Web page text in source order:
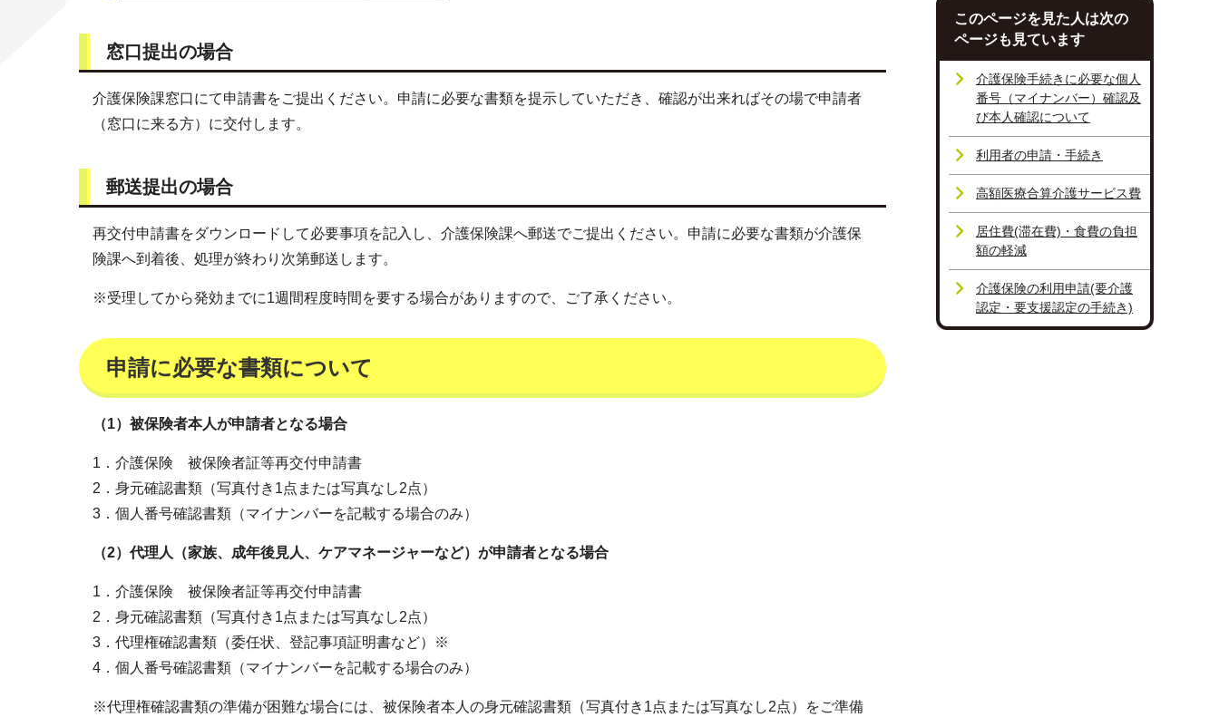
窓口提出の場合
介護保険課窓口にて申請書をご提出ください。申請に必要な書類を提示していただき、確認が出来ればその場で申請者
（窓口に来る方）に交付します。
郵送提出の場合
再交付申請書をダウンロードして必要事項を記入し、介護保険課へ郵送でご提出ください。申請に必要な書類が介護保
険課へ到着後、処理が終わり次第郵送します。
※受理してから発効までに1週間程度時間を要する場合がありますので、ご了承ください。
申請に必要な書類について
（1）被保険者本人が申請者となる場合
1．介護保険 被保険者証等再交付申請書
2．身元確認書類（写真付き1点または写真なし2点）
3．個人番号確認書類（マイナンバーを記載する場合のみ）
（2）代理人（家族、成年後見人、ケアマネージャーなど）が申請者となる場合
1．介護保険 被保険者証等再交付申請書
2．身元確認書類（写真付き1点または写真なし2点）
3．代理権確認書類（委任状、登記事項証明書など）※
4．個人番号確認書類（マイナンバーを記載する場合のみ）
※代理権確認書類の準備が困難な場合には、被保険者本人の身元確認書類（写真付き1点または写真なし2点）をご準備
このページを見た人は次の
ページも見ています
介護保険手続きに必要な個人
番号（マイナンバー）確認及
び本人確認について
利用者の申請・手続き
高額医療合算介護サービス費
居住費(滞在費)・食費の負担
額の軽減
介護保険の利用申請(要介護
認定・要支援認定の手続き)